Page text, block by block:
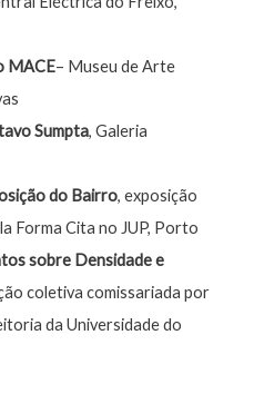
MACE– Museu de Arte
Sumpta, Galeria
do Bairro, exposição
Forma Cita no JUP, Porto
sobre Densidade e
coletiva comissariada por
da Universidade do